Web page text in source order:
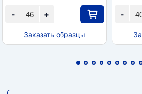
+
-
Заказать образцы
-